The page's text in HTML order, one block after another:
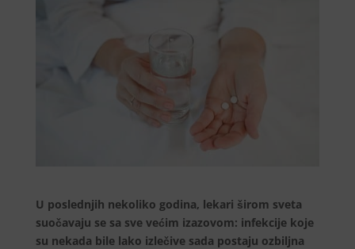
U poslednjih nekoliko godina, lekari širom sveta
suočavaju se sa sve većim izazovom: infekcije koje
su nekada bile lako izlečive sada postaju ozbiljna